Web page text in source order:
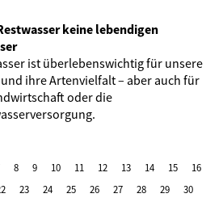
keine lebendigen
ist überlebenswichtig für unsere
und ihre Artenvielfalt – aber auch für
oder die
8 9 10 11 12 13 14 15
16
23 24 25 26 27 28 29
30